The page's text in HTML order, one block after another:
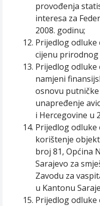
provođenja
interesa za
2008. godinu;
Prijedlog odluke
cijenu prirodnog
Prijedlog odluke
namjeni
osnovu
unapređenje
i Hercegovine u
Prijedlog
korištenje
broj 81, Općina
Sarajevo za
Zavodu za
u Kantonu
Prijedlog